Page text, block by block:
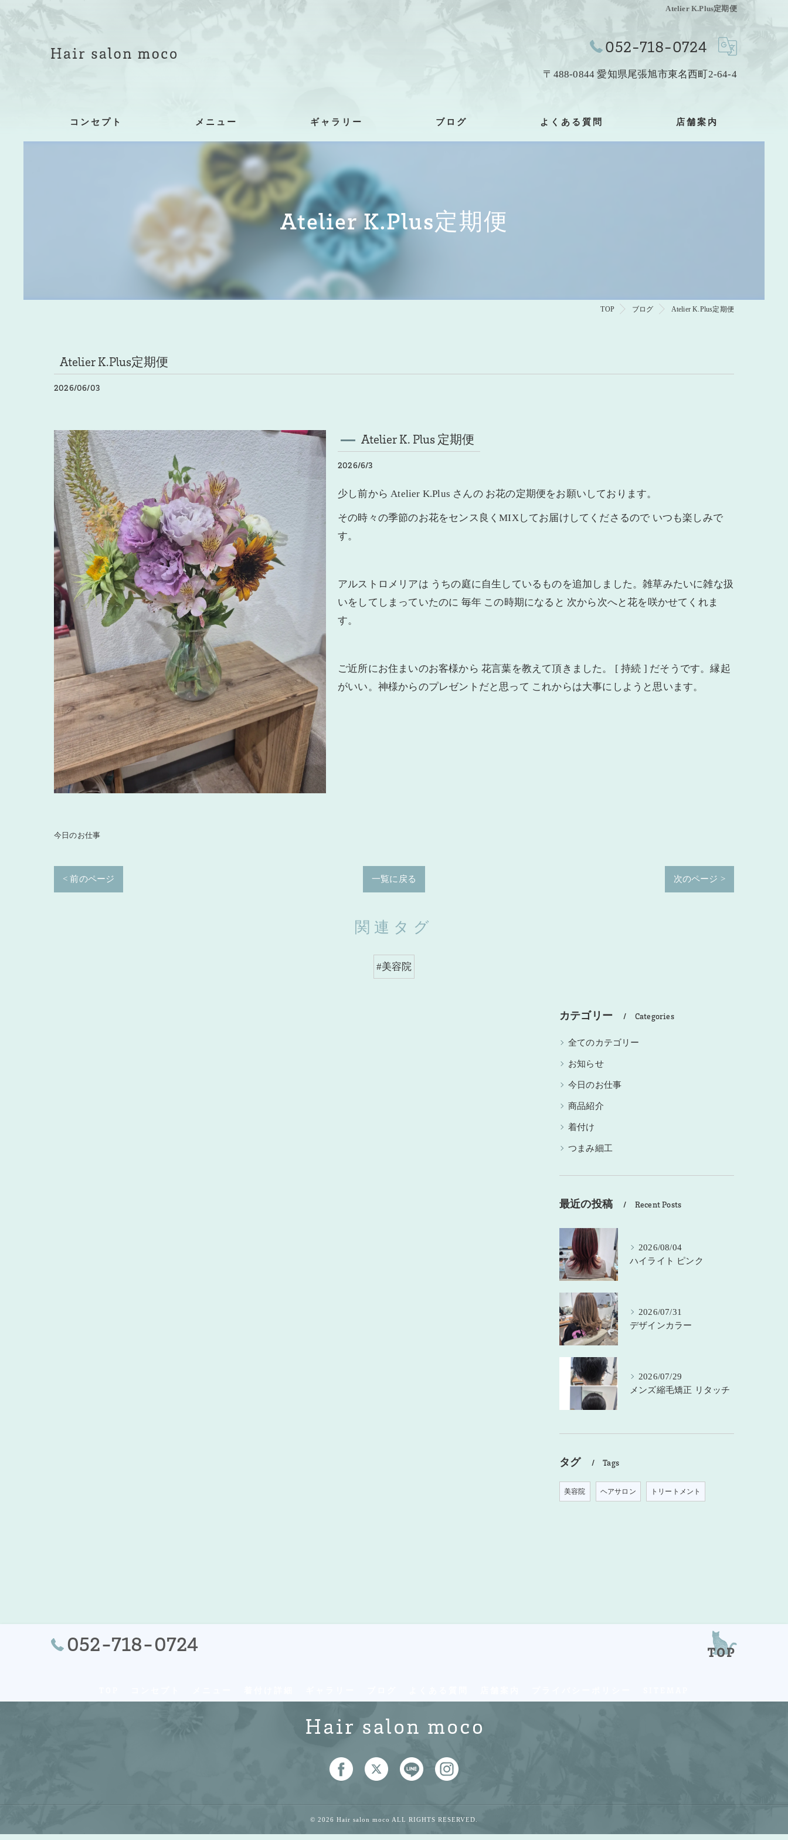
Atelier K.Plus定期便
052-718-0724
〒488-0844 愛知県尾張旭市東名西町2-64-4
コンセプト メニュー
着付け詳細
ギャラリー ブログ よくある質問 店舗案内
Atelier K.Plus定期便
TOP ブログ Atelier K.Plus定期便
Atelier K.Plus定期便
2026/06/03
Atelier K. Plus 定期便
2026/6/3
少し前から Atelier K.Plus さんの お花の定期便をお願いしております。
その時々の季節のお花をセンス良くMIXしてお届けしてくださるので いつも楽しみで
す。
アルストロメリアは うちの庭に自生しているものを追加しました。雑草みたいに雑な扱
いをしてしまっていたのに 毎年 この時期になると 次から次へと花を咲かせてくれま
す。
ご近所にお住まいのお客様から 花言葉を教えて頂きました。 [ 持続 ] だそうです。縁起
がいい。神様からのプレゼントだと思って これからは大事にしようと思います。
今日のお仕事
< 前のページ 一覧に戻る 次のページ >
関連タグ
#美容院
カテゴリー Categories
全てのカテゴリー
お知らせ
今日のお仕事
商品紹介
着付け
つまみ細工
最近の投稿 Recent Posts
2026/08/04
ハイライト ピンク
2026/07/31
デザインカラー
2026/07/29
メンズ縮毛矯正 リタッチ
タグ Tags
美容院 ヘアサロン トリートメント
052-718-0724
© 2026 Hair salon moco ALL RIGHTS RESERVED.